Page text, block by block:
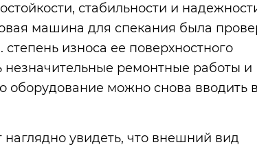
стабильности и
машина для спекания была
износа ее поверхностного
незначительные ремонтные работы и
оборудование можно снова вводить в
увидеть, что внешний вид